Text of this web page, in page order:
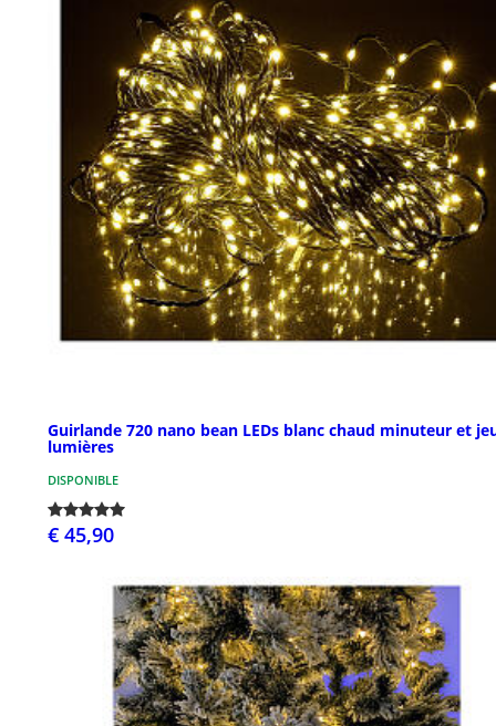
Guirlande 720 nano bean LEDs blanc chaud minuteur et
lumières
DISPONIBLE
€ 45,90